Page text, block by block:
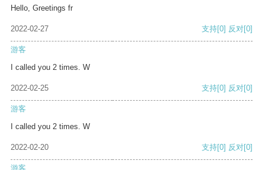
Hello, Greetings fr
2022-02-27 支持[0] 反对[0]
游客
I called you 2 times. W
2022-02-25 支持[0] 反对[0]
游客
I called you 2 times. W
2022-02-20 支持[0] 反对[0]
游客